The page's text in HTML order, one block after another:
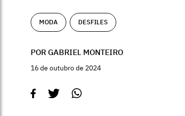
MODA DESFILES
POR GABRIEL MONTEIRO
16 de outubro de 2024